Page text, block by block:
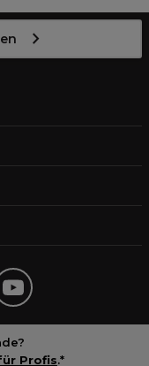
Profis.*